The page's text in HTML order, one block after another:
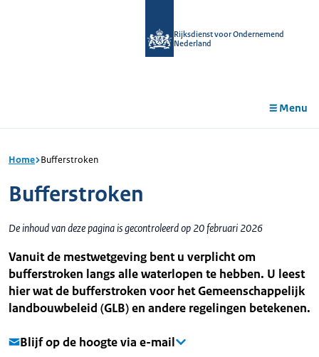
Rijksdienst voor Ondernemend
Nederland
Menu
Home Bufferstroken
Bufferstroken
De inhoud van deze pagina is gecontroleerd op 20 februari 2026
Vanuit de mestwetgeving bent u verplicht om
bufferstroken langs alle waterlopen te hebben. U leest
hier wat de bufferstroken voor het Gemeenschappelijk
landbouwbeleid (GLB) en andere regelingen betekenen.
Blijf op de hoogte via e-mail